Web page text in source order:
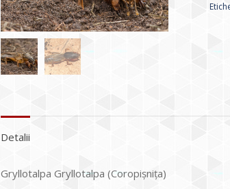
Detalii
Gryllotalpa Gryllotalpa (Coropişniţa)